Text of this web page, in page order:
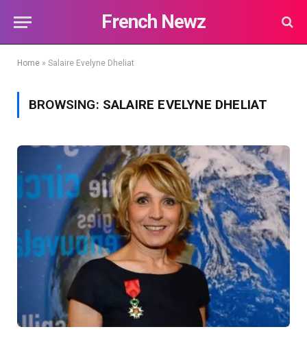
French Newz
Home » Salaire Evelyne Dheliat
BROWSING: SALAIRE EVELYNE DHELIAT